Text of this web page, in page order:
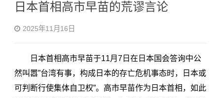
日本首相高市早苗的荒谬言论
2025年11月16日
日本首相高市早苗于11月7日在日本国会答询中公
然叫嚣”台湾有事，构成日本的存亡危机事态时，日本或
可判断行使集体自卫权”。高市早苗作为日本首相，如此